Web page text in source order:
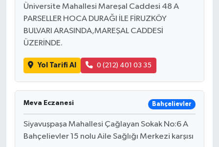
Üniversite Mahallesi Mareşal Caddesi 48 A
PARSELLER HOCA DURAĞI İLE FİRUZKÖY
BULVARI ARASINDA,MAREŞAL CADDESİ
ÜZERİNDE.
Yol Tarifi Al 0 (212) 401 03 35
Meva Eczanesi Bahçelievler
Siyavuşpaşa Mahallesi Çağlayan Sokak No:6 A
Bahçelievler 15 nolu Aile Sağlığı Merkezi karşısı